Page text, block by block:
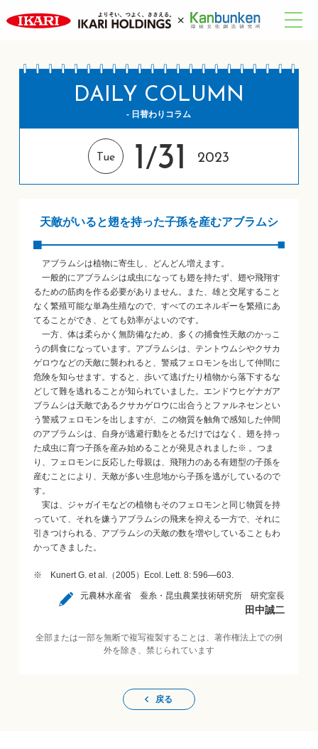
DAILY COLUMN
- 日替わりコラム
Tue 1/31 2023
天敵がいると翅を持った子孫を産むアブラムシ
アブラムシは植物に寄生し、どんどん増えます。
一般的にアブラムシは成虫になっても翅を持たず、翅や飛翔す
るための筋肉を作る必要がありません。また、雄と交尾すること
なく繁殖可能な単為生殖なので、すべてのエネルギーを繁殖にあ
てることができ、とても効率がよいのです。
一方、体は柔らかく無防備なため、多くの捕食性天敵のかっこ
うの餌食になっています。アブラムシは、テントウムシやクサカ
ゲロウなどの天敵に襲われると、警戒フェロモンを出して仲間に
危険を知らせます。すると、歩いて逃げたり植物から落下するな
どして難を逃れることが知られていました。エンドウヒゲナガア
ブラムシは天敵であるクサカゲロウに出合うとファルネセンとい
う警戒フェロモンを出しますが、この物質を触角で感知した仲間
のアブラムシは、自身が逃避行動をとるだけではなく、翅を持っ
た成虫に育つ子孫を産み始めることが発見されました※ 。つま
り、フェロモンに反応した母親は、飛翔力のある有翅型の子孫を
産むことにより、天敵が多い生息地から子孫を逃がしているので
す。
実は、ジャガイモなどの植物もそのフェロモンと同じ物質を持
っていて、それを嫌うアブラムシの飛来を抑える一方で、それに
引きつけられる、アブラムシの天敵の数を増やしていることもわ
かってきました。
※ Kunert G. et al.（2005）Ecol. Lett. 8: 596―603.
元農林水産省 蚕糸・昆虫農業技術研究所 研究室長
田中誠二
全部または一部を無断で複写複製することは、著作権法上での例
外を除き、禁じられています
戻る